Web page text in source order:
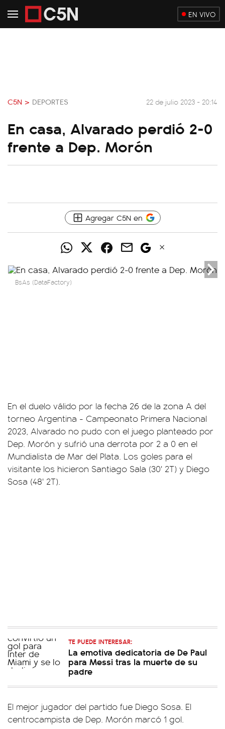
EN VIVO
C5N > DEPORTES 22 de julio 2023 - 20:14
En casa, Alvarado perdió 2-0
frente a Dep. Morón
Agregar C5N en
BsAs (DataFactory)
En el duelo válido por la fecha 26 de la zona A del
torneo Argentina - Campeonato Primera Nacional
2023, Alvarado no pudo con el juego planteado por
Dep. Morón y sufrió una derrota por 2 a 0 en el
Mundialista de Mar del Plata. Los goles para el
visitante los hicieron Santiago Sala (30' 2T) y Diego
Sosa (48' 2T).
TE PUEDE INTERESAR:
La emotiva dedicatoria de De Paul
para Messi tras la muerte de su
padre
El mejor jugador del partido fue Diego Sosa. El
centrocampista de Dep. Morón marcó 1 gol.